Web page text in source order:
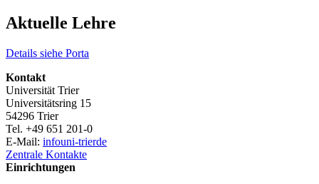
Aktuelle Lehre
Details siehe Porta
Kontakt
Universität Trier
Universitätsring 15
54296 Trier
Tel. +49 651 201-0
E-Mail: infouni-trierde
Zentrale Kontakte
Einrichtungen